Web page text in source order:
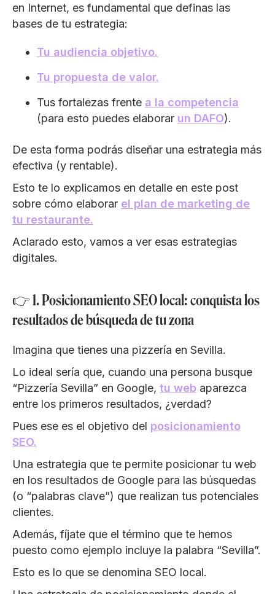
en Internet, es fundamental que definas las
bases de tu estrategia:
Tu audiencia objetivo.
Tu propuesta de valor.
Tus fortalezas frente a la competencia
(para esto puedes elaborar un DAFO).
De esta forma podrás diseñar una estrategia más
efectiva (y rentable).
Esto te lo explicamos en detalle en este post
sobre cómo elaborar el plan de marketing de
tu restaurante.
Aclarado esto, vamos a ver esas estrategias
digitales.
👉 1. Posicionamiento SEO local: conquista los
resultados de búsqueda de tu zona
Imagina que tienes una pizzería en Sevilla.
Lo ideal sería que, cuando una persona busque
“Pizzería Sevilla” en Google, tu web aparezca
entre los primeros resultados, ¿verdad?
Pues ese es el objetivo del posicionamiento
SEO.
Una estrategia que te permite posicionar tu web
en los resultados de Google para las búsquedas
(o “palabras clave”) que realizan tus potenciales
clientes.
Además, fíjate que el término que te hemos
puesto como ejemplo incluye la palabra “Sevilla”.
Esto es lo que se denomina SEO local.